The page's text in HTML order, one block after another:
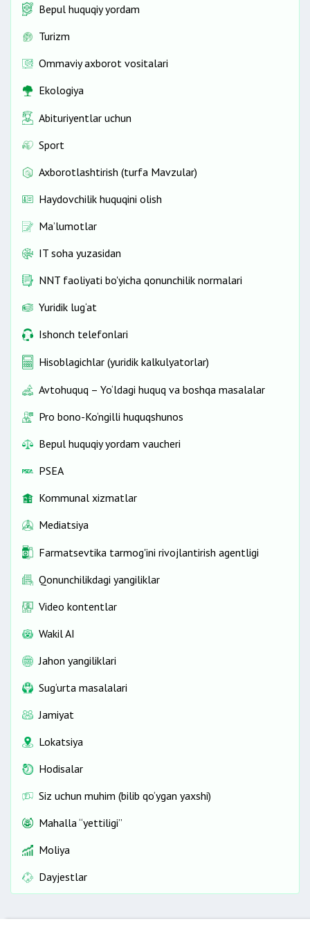
Bepul huquqiy yordam
Turizm
Ommaviy axborot vositalari
Ekologiya
Abituriyentlar uchun
Sport
Axborotlashtirish (turfa Mavzular)
Haydovchilik huquqini olish
Ma’lumotlar
IT soha yuzasidan
NNT faoliyati bo'yicha qonunchilik normalari
Yuridik lug‘at
Ishonch telefonlari
Hisoblagichlar (yuridik kalkulyatorlar)
Avtohuquq – Yo‘ldagi huquq va boshqa masalalar
Pro bono-Ko‘ngilli huquqshunos
Bepul huquqiy yordam vaucheri
PSEA
Kommunal xizmatlar
Mediatsiya
Farmatsevtika tarmog'ini rivojlantirish agentligi
Qonunchilikdagi yangiliklar
Video kontentlar
Wakil AI
Jahon yangiliklari
Sug‘urta masalalari
Jamiyat
Lokatsiya
Hodisalar
Siz uchun muhim (bilib qo‘ygan yaxshi)
Mahalla “yettiligi”
Moliya
Dayjestlar